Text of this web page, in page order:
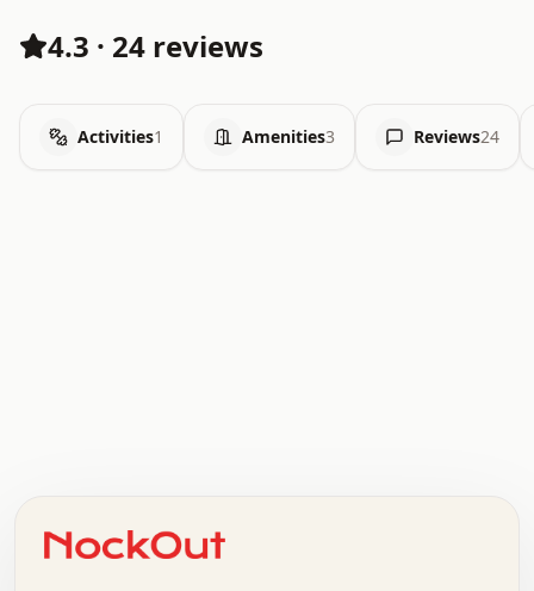
4.3 · 24 reviews
Activities1 Amenities3 Reviews24
+   .   .   .   .   .   .   .   .   .   +   .   .